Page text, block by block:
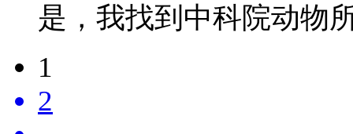
是，我找到中科院动
1
2